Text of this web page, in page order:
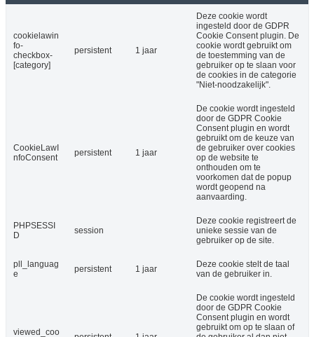
cookielawin
fo-
checkbox-
[category]
persistent 1 jaar
Deze cookie wordt
ingesteld door de GDPR
Cookie Consent plugin. De
cookie wordt gebruikt om
de toestemming van de
gebruiker op te slaan voor
de cookies in de categorie
"Niet-noodzakelijk".
CookieLawI
nfoConsent
persistent 1 jaar
De cookie wordt ingesteld
door de GDPR Cookie
Consent plugin en wordt
gebruikt om de keuze van
de gebruiker over cookies
op de website te
onthouden om te
voorkomen dat de popup
wordt geopend na
aanvaarding.
PHPSESSI
D
session
Deze cookie registreert de
unieke sessie van de
gebruiker op de site.
pll_languag
e
persistent 1 jaar
Deze cookie stelt de taal
van de gebruiker in.
viewed_coo
De cookie wordt ingesteld
door de GDPR Cookie
Consent plugin en wordt
gebruikt om op te slaan of